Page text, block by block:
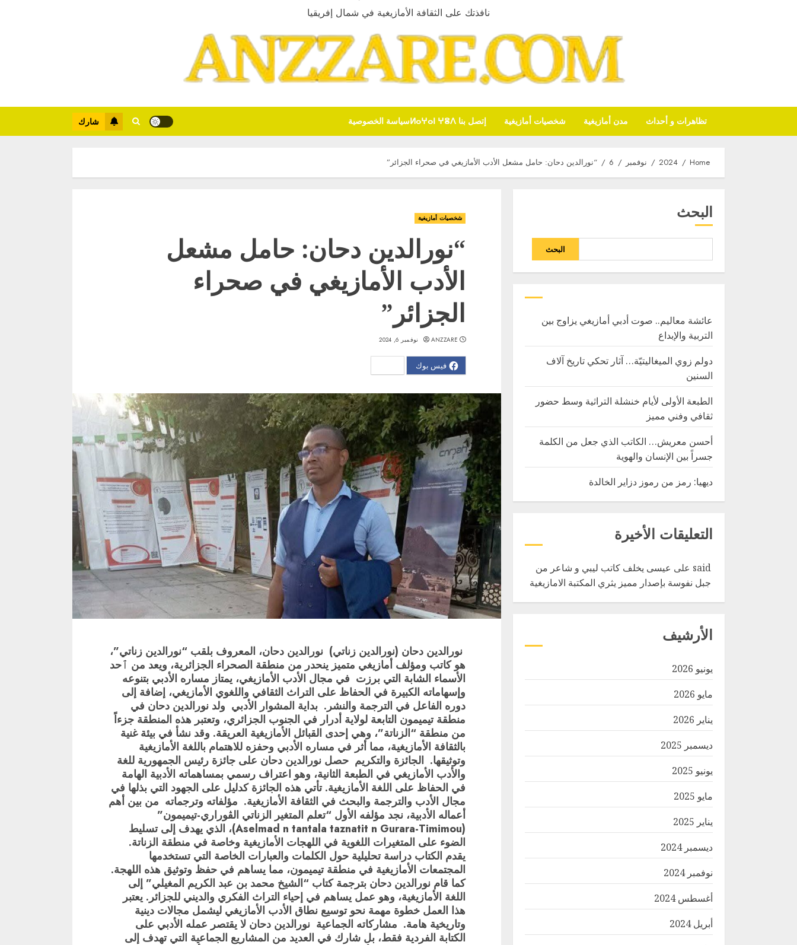
نافذتك على الثقافة الأمازيغية في شمال إفريقيا
تظاهرات و أحداث مدن أمازيغية شخصيات أمازيغية إتصل بنا ⵍⴰⵖⴰⵏ ⵖⴻⴷ سياسة الخصوصية شارك
Home
2024 نوفمبر 6 “نورالدين دحان: حامل مشعل الأدب الأمازيغي في صحراء الجزائر”
شخصيات أمازيغية
“نورالدين دحان: حامل مشعل
الأدب الأمازيغي في صحراء
الجزائر”
فيس بوك
ANZZARE نوفمبر 6, 2024
نورالدين دحان (نورالدين زناتي) نورالدين دحان، المعروف بلقب “نورالدين زناتي”،
هو كاتب ومؤلف أمازيغي متميز ينحدر من منطقة الصحراء الجزائرية، ويعد من ٱحد
الأسماء الشابة التي برزت في مجال الأدب الأمازيغي، يمتاز مساره الأدبي بتنوعه
وإسهاماته الكبيرة في الحفاظ على التراث الثقافي واللغوي الأمازيغي، إضافة إلى
دوره الفاعل في الترجمة والنشر. بداية المشوار الأدبي ولد نورالدين دحان في
منطقة تيميمون التابعة لولاية أدرار في الجنوب الجزائري، وتعتبر هذه المنطقة جزءاً
من منطقة “الزناتة”، وهي إحدى القبائل الأمازيغية العريقة. وقد نشأ في بيئة غنية
بالثقافة الأمازيغية، مما أثر في مساره الأدبي وحفزه للاهتمام باللغة الأمازيغية
وتوثيقها. الجائزة والتكريم حصل نورالدين دحان على جائزة رئيس الجمهورية للغة
والأدب الأمازيغي في الطبعة الثانية، وهو اعتراف رسمي بمساهماته الأدبية الهامة
في الحفاظ على اللغة الأمازيغية. تأتي هذه الجائزة كدليل على الجهود التي بذلها في
مجال الأدب والترجمة والبحث في الثقافة الأمازيغية. مؤلفاته وترجماته من بين أهم
أعماله الأدبية، نجد مؤلفه الأول “تعلم المتغير الزناتي الڨوراري-تيميمون”
(Aselmad n tantala taznatit n Gurara-Timimou)، الذي يهدف إلى تسليط
الضوء على المتغيرات اللغوية في اللهجات الأمازيغية وخاصة في منطقة الزناتة.
يقدم الكتاب دراسة تحليلية حول الكلمات والعبارات الخاصة التي تستخدمها
المجتمعات الأمازيغية في منطقة تيميمون، مما يساهم في حفظ وتوثيق هذه اللهجة.
كما قام نورالدين دحان بترجمة كتاب “الشيخ محمد بن عبد الكريم المغيلي” إلى
اللغة الأمازيغية، وهو عمل يساهم في إحياء التراث الفكري والديني للجزائر. يعتبر
هذا العمل خطوة مهمة نحو توسيع نطاق الأدب الأمازيغي ليشمل مجالات دينية
وتاريخية هامة. مشاركاته الجماعية نورالدين دحان لا يقتصر عمله الأدبي على
الكتابة الفردية فقط، بل شارك في العديد من المشاريع الجماعية التي تهدف إلى
البحث
البحث
عائشة معاليم.. صوت أدبي أمازيغي يزاوج بين
التربية والإبداع
دولم زوي الميغاليتيّة… آثار تحكي تاريخ آلاف
السنين
الطبعة الأولى لأيام خنشلة التراثية وسط حضور
ثقافي وفني مميز
أحسن معريش… الكاتب الذي جعل من الكلمة
جسراً بين الإنسان والهوية
ديهيا: رمز من رموز دزاير الخالدة
التعليقات الأخيرة
said على عيسى يخلف كاتب ليبي و شاعر من
جبل نفوسة بإصدار مميز يثري المكتبة الامازيغية
الأرشيف
يونيو 2026
مايو 2026
يناير 2026
ديسمبر 2025
يونيو 2025
مايو 2025
يناير 2025
ديسمبر 2024
نوفمبر 2024
أغسطس 2024
أبريل 2024